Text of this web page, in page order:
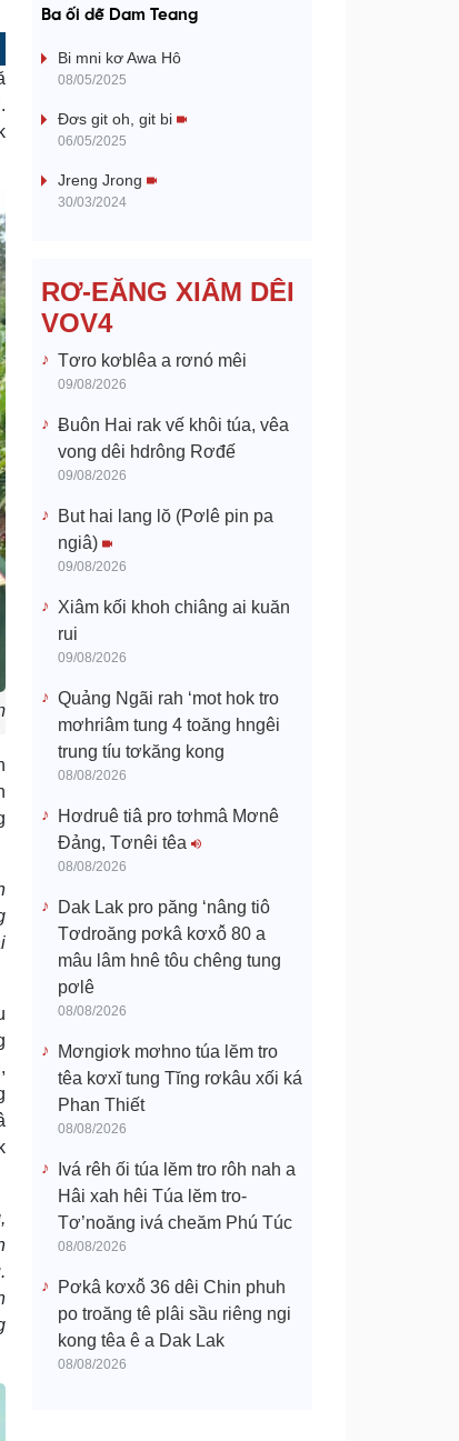
a
y
V
o
Ba ối dê̆ Dam Teang
Bi mni kơ Awa Hô
08/05/2025
Đơs git oh, git bi
06/05/2025
Jreng Jrong
30/03/2024
RƠ-EĂNG XIÂM DÊI
VOV4
Tơro kơblêa a rơnó mêi
09/08/2026
Ƀuôn Hai rak vế khôi túa, vêa
vong dêi hdrông Rơđế
09/08/2026
But hai lang lŏ (Pơlê pin pa
ngiâ)
09/08/2026
Xiâm kối khoh chiâng ai kuăn
rui
09/08/2026
Quảng Ngãi rah ‘mot hok tro
mơhriâm tung 4 toăng hngêi
trung tíu tơkăng kong
08/08/2026
Hơdruê tiâ pro tơhmâ Mơnê
Đảng, Tơnêi têa
08/08/2026
Dak Lak pro păng ‘nâng tiô
Tơdroăng pơkâ kơxô̆ 80 a
mâu lâm hnê tôu chêng tung
pơlê
08/08/2026
Mơngiơk mơhno túa lĕm tro
têa kơxĭ tung Tĭng rơkâu xối ká
Phan Thiết
08/08/2026
Ivá rêh ối túa lĕm tro rôh nah a
Hâi xah hêi Túa lĕm tro-
Tơ’noăng ivá cheăm Phú Túc
08/08/2026
Pơkâ kơxô̆ 36 dêi Chin phuh
po troăng tê plâi sầu riêng ngi
kong têa ê a Dak Lak
08/08/2026